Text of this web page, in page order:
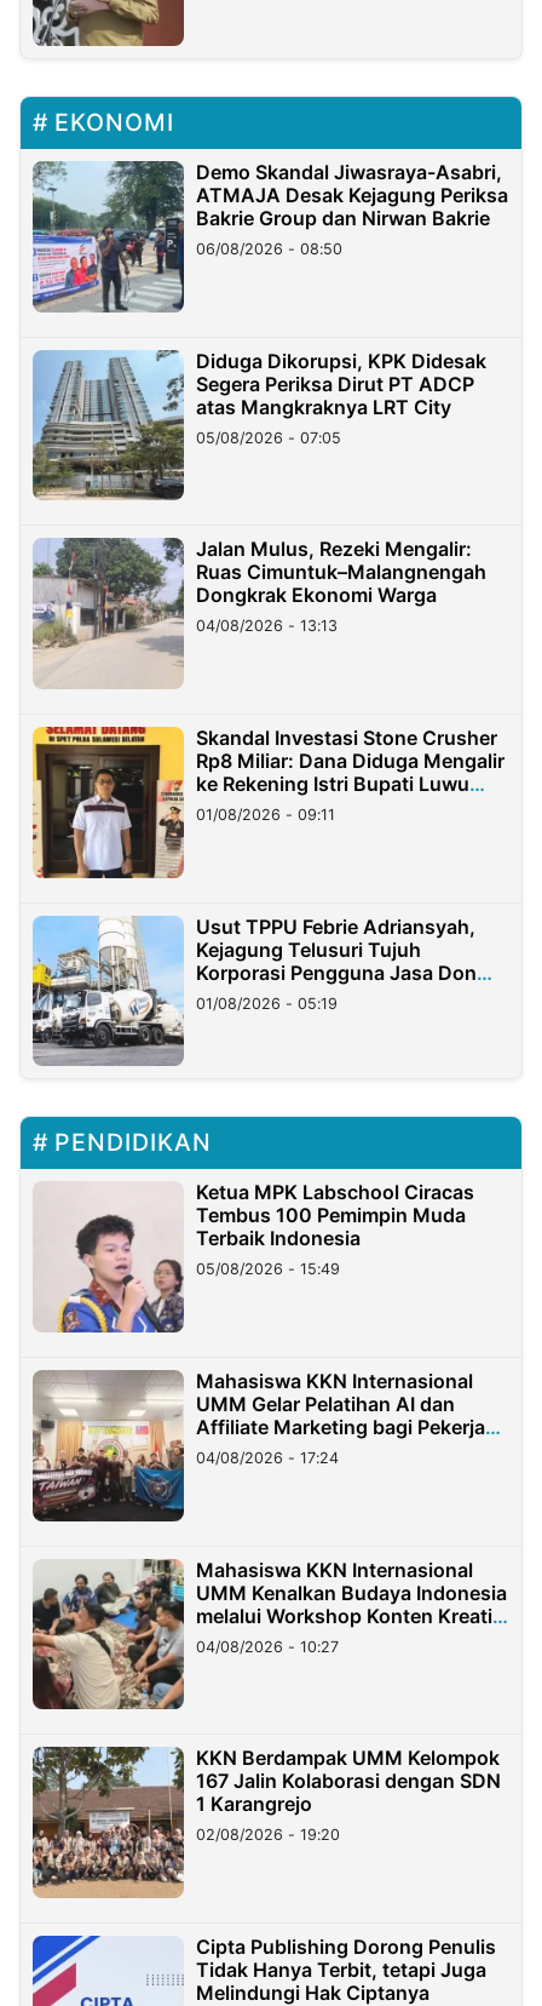
EKONOMI
Demo Skandal Jiwasraya-Asabri,
ATMAJA Desak Kejagung Periksa
Bakrie Group dan Nirwan Bakrie
06/08/2026 - 08:50
Diduga Dikorupsi, KPK Didesak
Segera Periksa Dirut PT ADCP
atas Mangkraknya LRT City
05/08/2026 - 07:05
Jalan Mulus, Rezeki Mengalir:
Ruas Cimuntuk–Malangnengah
Dongkrak Ekonomi Warga
04/08/2026 - 13:13
Skandal Investasi Stone Crusher
Rp8 Miliar: Dana Diduga Mengalir
ke Rekening Istri Bupati Luwu
Timur
01/08/2026 - 09:11
Usut TPPU Febrie Adriansyah,
Kejagung Telusuri Tujuh
Korporasi Pengguna Jasa Don
Ritto
01/08/2026 - 05:19
PENDIDIKAN
Ketua MPK Labschool Ciracas
Tembus 100 Pemimpin Muda
Terbaik Indonesia
05/08/2026 - 15:49
Mahasiswa KKN Internasional
UMM Gelar Pelatihan AI dan
Affiliate Marketing bagi Pekerja
Migran Indonesia di Taiwan
04/08/2026 - 17:24
Mahasiswa KKN Internasional
UMM Kenalkan Budaya Indonesia
melalui Workshop Konten Kreatif
di Taiwan
04/08/2026 - 10:27
KKN Berdampak UMM Kelompok
167 Jalin Kolaborasi dengan SDN
1 Karangrejo
02/08/2026 - 19:20
Cipta Publishing Dorong Penulis
Tidak Hanya Terbit, tetapi Juga
Melindungi Hak Ciptanya